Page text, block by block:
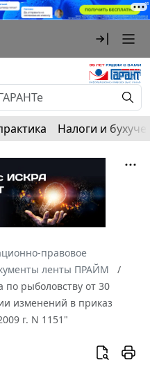
Налоги и
правовое
ленты ПРАЙМ
по рыболовству от 30
изменений в приказ
г. N 1151"